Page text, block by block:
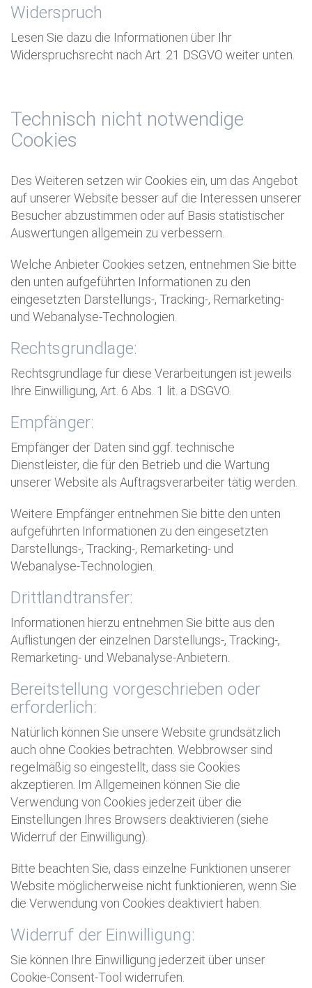
Widerspruch
Lesen Sie dazu die Informationen über Ihr
Widerspruchsrecht nach Art. 21 DSGVO weiter unten.
Technisch nicht notwendige
Cookies
Des Weiteren setzen wir Cookies ein, um das Angebot
auf unserer Website besser auf die Interessen unserer
Besucher abzustimmen oder auf Basis statistischer
Auswertungen allgemein zu verbessern.
Welche Anbieter Cookies setzen, entnehmen Sie bitte
den unten aufgeführten Informationen zu den
eingesetzten Darstellungs-, Tracking-, Remarketing-
und Webanalyse-Technologien.
Rechtsgrundlage:
Rechtsgrundlage für diese Verarbeitungen ist jeweils
Ihre Einwilligung, Art. 6 Abs. 1 lit. a DSGVO.
Empfänger:
Empfänger der Daten sind ggf. technische
Dienstleister, die für den Betrieb und die Wartung
unserer Website als Auftragsverarbeiter tätig werden.
Weitere Empfänger entnehmen Sie bitte den unten
aufgeführten Informationen zu den eingesetzten
Darstellungs-, Tracking-, Remarketing- und
Webanalyse-Technologien.
Drittlandtransfer:
Informationen hierzu entnehmen Sie bitte aus den
Auflistungen der einzelnen Darstellungs-, Tracking-,
Remarketing- und Webanalyse-Anbietern.
Bereitstellung vorgeschrieben oder
erforderlich:
Natürlich können Sie unsere Website grundsätzlich
auch ohne Cookies betrachten. Webbrowser sind
regelmäßig so eingestellt, dass sie Cookies
akzeptieren. Im Allgemeinen können Sie die
Verwendung von Cookies jederzeit über die
Einstellungen Ihres Browsers deaktivieren (siehe
Widerruf der Einwilligung).
Bitte beachten Sie, dass einzelne Funktionen unserer
Website möglicherweise nicht funktionieren, wenn Sie
die Verwendung von Cookies deaktiviert haben.
Widerruf der Einwilligung:
Sie können Ihre Einwilligung jederzeit über unser
Cookie-Consent-Tool widerrufen.